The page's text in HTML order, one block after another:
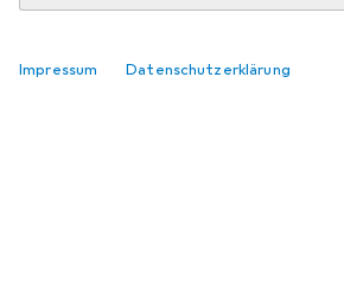
Impressum Datenschutzerklärung